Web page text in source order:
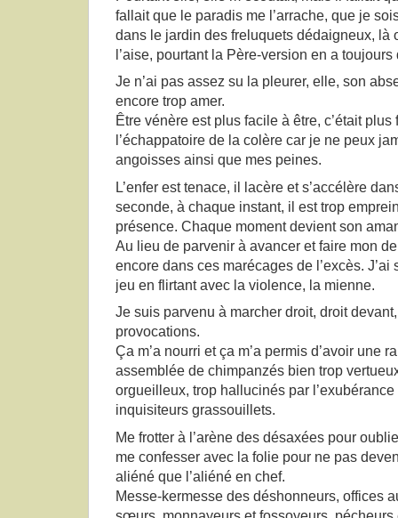
fallait que le paradis me l’arrache, que je
dans le jardin des freluquets dédaigneux, là
l’aise, pourtant la Père-version en a
Je n’ai pas assez su la pleurer, elle, son
encore trop amer.
Être vénère est plus facile à être, c’était
l’échappatoire de la colère car je ne peux
angoisses ainsi que mes peines.
L’enfer est tenace, il lacère et s’accélère
seconde, à chaque instant, il est trop
présence. Chaque moment devient son
Au lieu de parvenir à avancer et faire mon
encore dans ces marécages de l’excès.
jeu en flirtant avec la violence, la mienne.
Je suis parvenu à marcher droit, droit
provocations.
Ça m’a nourri et ça m’a permis d’avoir une
assemblée de chimpanzés bien trop
orgueilleux, trop hallucinés par
inquisiteurs grassouillets.
Me frotter à l’arène des désaxées pour
me confesser avec la folie pour ne pas
aliéné que l’aliéné en chef.
Messe-kermesse des déshonneurs, offices